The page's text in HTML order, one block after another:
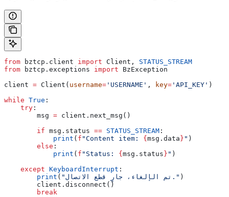
from bztcp.client import Client, STATUS_STREAM
from bztcp.exceptions import BzException
client = Client( username= 'USERNAME' , key= 'API_KEY' )
while True :
    try
:
        msg
= client.next_msg()
        if
msg.status == STATUS_STREAM :
            print
( f "Content item: { msg.data } " )
        else
:
            print
( f "Status: { msg.status } " )
    except
KeyboardInterrupt :
        print
( "تم الإلغاء، جارٍ قطع الاتصال." )
        client.disconnect()
        break